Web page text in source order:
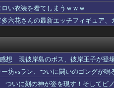
も即完売なの大人気すぎる…
ル同好会】フリュー「上原歩夢」プ
薬物の使用がBPOで問題視されるｗ
これらしいｗｗｗｗ
クリス）」はどっちが勝つと思う？
16日にランジュ【虹ヶ咲】
だった
やっぱりヤラセだったｗｗｗ
第5話 感想：剣のないアリシアさん
ロい衣装を着てしまうｗｗｗ
多六花さんの最新エッチフィギュア
想 現彼岸島のボス、彼岸王子が登
坊vsラン、ついに闘いのゴングが鳴
ついに刻の神が姿を現す！そしてピ